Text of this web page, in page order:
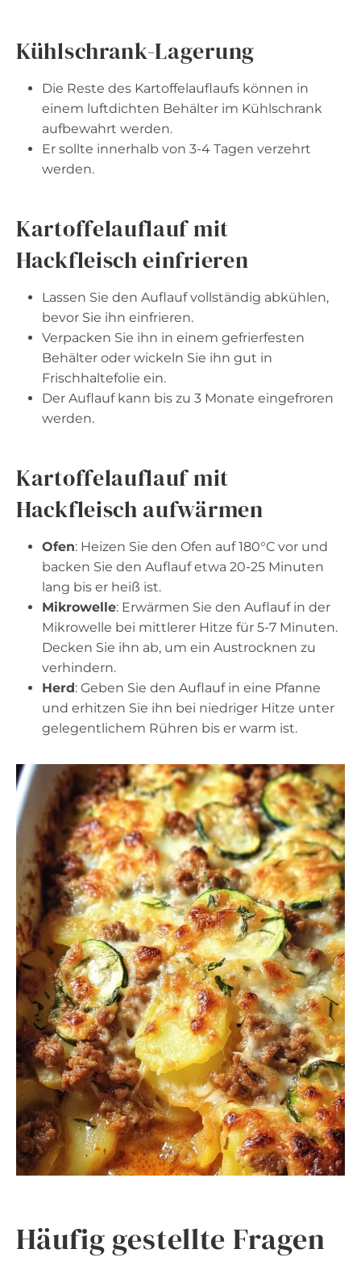
Kühlschrank-Lagerung
Die Reste des Kartoffelauflaufs können in
einem luftdichten Behälter im Kühlschrank
aufbewahrt werden.
Er sollte innerhalb von 3-4 Tagen verzehrt
werden.
Kartoffelauflauf mit
Hackfleisch einfrieren
Lassen Sie den Auflauf vollständig abkühlen,
bevor Sie ihn einfrieren.
Verpacken Sie ihn in einem gefrierfesten
Behälter oder wickeln Sie ihn gut in
Frischhaltefolie ein.
Der Auflauf kann bis zu 3 Monate eingefroren
werden.
Kartoffelauflauf mit
Hackfleisch aufwärmen
Ofen: Heizen Sie den Ofen auf 180°C vor und
backen Sie den Auflauf etwa 20-25 Minuten
lang bis er heiß ist.
Mikrowelle: Erwärmen Sie den Auflauf in der
Mikrowelle bei mittlerer Hitze für 5-7 Minuten.
Decken Sie ihn ab, um ein Austrocknen zu
verhindern.
Herd: Geben Sie den Auflauf in eine Pfanne
und erhitzen Sie ihn bei niedriger Hitze unter
gelegentlichem Rühren bis er warm ist.
Häufig gestellte Fragen